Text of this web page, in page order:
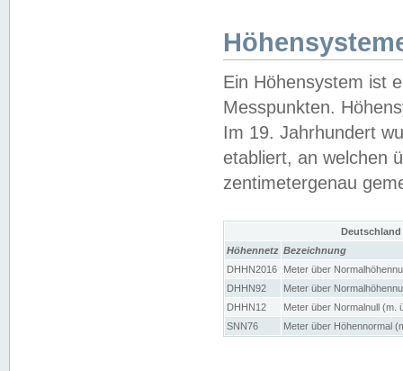
Ein Höhensystem ist
Messpunkten.
Im 19. Jahrhundert
etabliert, an welchen
zentimetergenau
Höhennetz Bezeichnung
DHHN2016
Meter über
DHHN92
Meter über
DHHN12
Meter über Normalnull (m.
SNN76
Meter über Höhennormal